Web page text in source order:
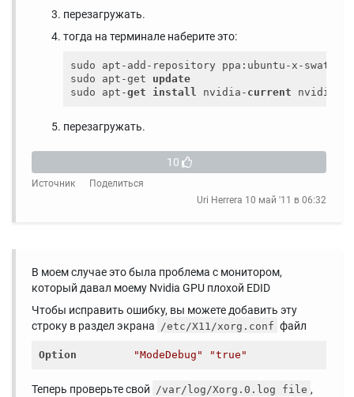
перезагружать.
тогда на терминале наберите это:
sudo apt-add-repository ppa:ubuntu-x-swat/x-
sudo apt-get update
sudo apt-get install nvidia- current nvidia-
перезагружать.
10
Источник
Поделиться
Uri Herrera 10 май '11 в 06:32
В моем случае это была проблема с монитором,
который давал моему Nvidia GPU плохой EDID
Чтобы исправить ошибку, вы можете добавить эту
строку в раздел экрана
/etc/X11/xorg.conf файл
Option "ModeDebug" "true"
Теперь проверьте свой /var/log/Xorg.0.log file ,